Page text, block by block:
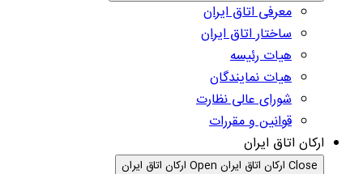
معرفی اتاق ایران
ساختار اتاق ایران
هیات رئیسه
هیات نمایندگان
شورای عالی نظارت
قوانین و مقررات
ارکان اتاق ایران
Close ارکان اتاق ایران Open ارکان اتاق ایران